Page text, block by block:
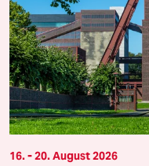
16. - 20. August 2026